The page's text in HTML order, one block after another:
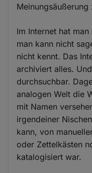
Im Internet hat
man kann nicht
nicht kennt. Das
archiviert alles.
durchsuchbar.
analogen Welt die
mit Namen
irgendeiner
kann, von
oder Zettelkästen
katalogisiert war.